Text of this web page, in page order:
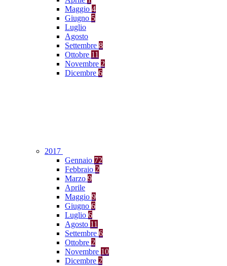
Maggio 4
Giugno 5
Luglio
Agosto
Settembre 8
Ottobre 11
Novembre 2
Dicembre 6
2017
Gennaio 72
Febbraio 2
Marzo 9
Aprile
Maggio 9
Giugno 6
Luglio 6
Agosto 11
Settembre 6
Ottobre 2
Novembre 10
Dicembre 2